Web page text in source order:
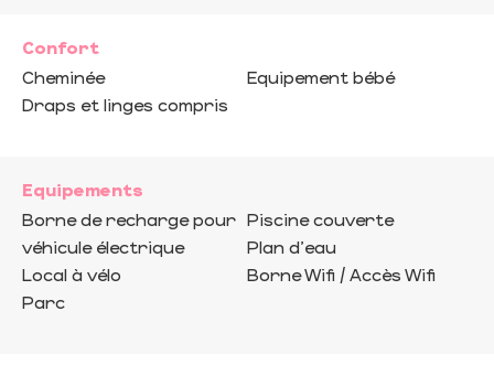
Confort
Cheminée
Draps et linges compris
Equipement bébé
Equipements
Borne de recharge pour
véhicule électrique
Local à vélo
Parc
Piscine couverte
Plan d'eau
Borne Wifi / Accès Wifi